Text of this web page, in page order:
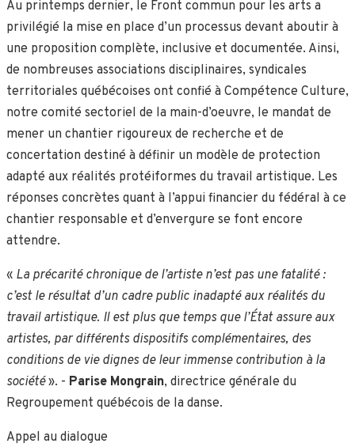
Au printemps dernier, le Front commun pour les arts a
privilégié la mise en place d’un processus devant aboutir à
une proposition complète, inclusive et documentée. Ainsi,
de nombreuses associations disciplinaires, syndicales
territoriales québécoises ont confié à Compétence Culture,
notre comité sectoriel de la main-d’oeuvre, le mandat de
mener un chantier rigoureux de recherche et de
concertation destiné à définir un modèle de protection
adapté aux réalités protéiformes du travail artistique. Les
réponses concrètes quant à l’appui financier du fédéral à ce
chantier responsable et d’envergure se font encore
attendre.
« La précarité chronique de l’artiste n’est pas une fatalité :
c’est le résultat d’un cadre public inadapté aux réalités du
travail artistique. Il est plus que temps que l’État assure aux
artistes, par différents dispositifs complémentaires, des
conditions de vie dignes de leur immense contribution à la
société». - Parise Mongrain, directrice générale du
Regroupement québécois de la danse.
Appel au dialogue